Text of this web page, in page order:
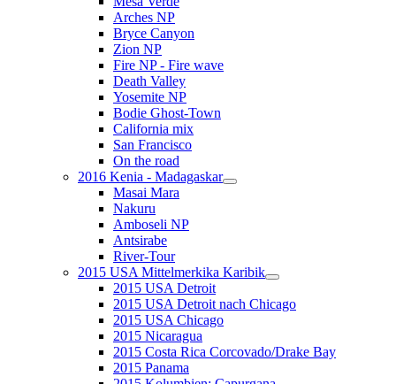
Arches NP
Bryce Canyon
Zion NP
Fire NP - Fire wave
Death Valley
Yosemite NP
Bodie Ghost-Town
California mix
San Francisco
On the road
2016 Kenia - Madagaskar
Masai Mara
Nakuru
Amboseli NP
Antsirabe
River-Tour
2015 USA Mittelmerkika Karibik
2015 USA Detroit
2015 USA Detroit nach Chicago
2015 USA Chicago
2015 Nicaragua
2015 Costa Rica Corcovado/Drake Bay
2015 Panama